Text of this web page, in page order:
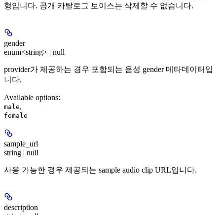
형입니다. 공개 카탈로그 보이스는 삭제할 수 없습니다.
gender
enum<string> | null
provider가 제공하는 경우 포함되는 음성 gender 메타데이터입
니다.
Available options:
male,
female
sample_url
string | null
사용 가능한 경우 제공되는 sample audio clip URL입니다.
description